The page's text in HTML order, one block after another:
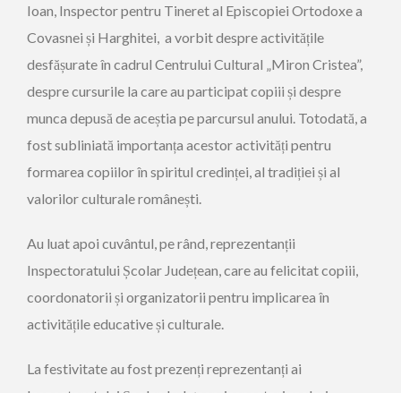
Ioan, Inspector pentru Tineret al Episcopiei Ortodoxe a
Covasnei și Harghitei, a vorbit despre activitățile
desfășurate în cadrul Centrului Cultural „Miron Cristea”,
despre cursurile la care au participat copiii și despre
munca depusă de aceștia pe parcursul anului. Totodată, a
fost subliniată importanța acestor activități pentru
formarea copiilor în spiritul credinței, al tradiției și al
valorilor culturale românești.
Au luat apoi cuvântul, pe rând, reprezentanții
Inspectoratului Școlar Județean, care au felicitat copiii,
coordonatorii și organizatorii pentru implicarea în
activitățile educative și culturale.
La festivitate au fost prezenți reprezentanți ai